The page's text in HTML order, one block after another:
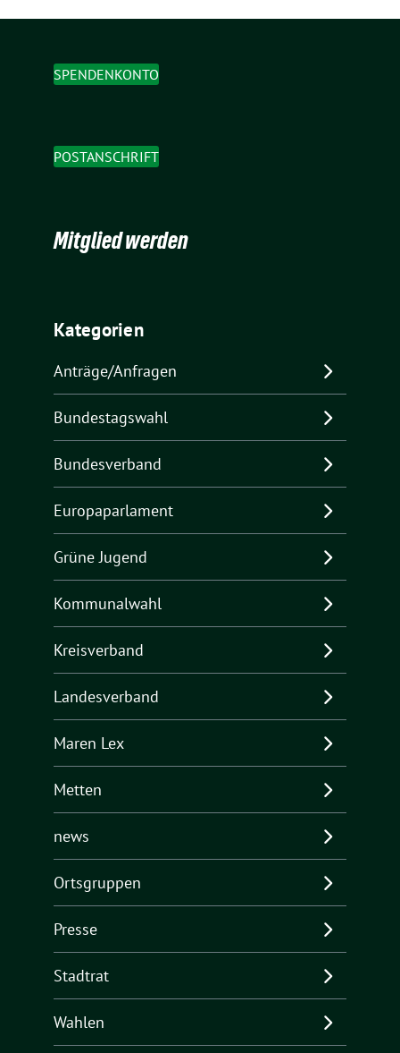
SPENDENKONTO
POSTANSCHRIFT
Mitglied werden
Kategorien
Anträge/Anfragen
Bundestagswahl
Bundesverband
Europaparlament
Grüne Jugend
Kommunalwahl
Kreisverband
Landesverband
Maren Lex
Metten
news
Ortsgruppen
Presse
Stadtrat
Wahlen